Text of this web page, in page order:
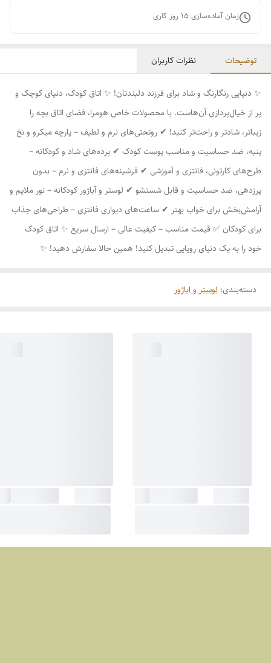
زمان آماده‌سازی 15 روز کاری
توضیحات نظرات کاربران
✨ دنیایی رنگارنگ و شاد برای فرزند دلبندتان! ✨ اتاق کودک، دنیای کوچک و
پر از خیال‌پردازی آن‌هاست. با محصولات خاص هومرا، فضای اتاق بچه را
زیباتر، شادتر و راحت‌تر کنید! ✔ روتختی‌های نرم و لطیف – پارچه میکرو و نخ
پنبه، ضد حساسیت و مناسب پوست کودک ✔ پرده‌های شاد و کودکانه –
طرح‌های کارتونی، فانتزی و آموزشی ✔ فرشینه‌های فانتزی و نرم – بدون
پرزدهی، ضد حساسیت و قابل شستشو ✔ لوستر و آباژور کودکانه – نور ملایم و
آرامش‌بخش برای خواب بهتر ✔ ساعت‌های دیواری فانتزی – طراحی‌های جذاب
برای کودکان ✅ قیمت مناسب – کیفیت عالی – ارسال سریع ✨ اتاق کودک
خود را به یک دنیای رویایی تبدیل کنید! همین حالا سفارش دهید! ✨
دسته‌بندی: لوستر و اباژور